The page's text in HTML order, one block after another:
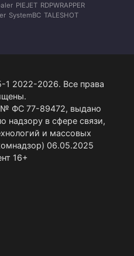
PIEJET RDPWRAPPER
SystemBC TALESHOT
1 2022-2026. Все права
№ ФС 77-89472, выдано
надзору в сфере связи,
и массовых
06.05.2025
16+